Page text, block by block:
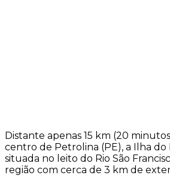
Distante apenas 15 km (20
centro de Petrolina (PE), a Ilha do
situada no leito do Rio São
região com cerca de 3 km de